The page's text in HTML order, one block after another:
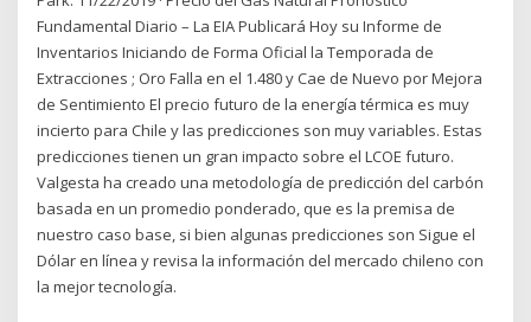
Fundamental Diario – La EIA Publicará Hoy su Informe de
Inventarios Iniciando de Forma Oficial la Temporada de
Extracciones ; Oro Falla en el 1.480 y Cae de Nuevo por Mejora
de Sentimiento El precio futuro de la energía térmica es muy
incierto para Chile y las predicciones son muy variables. Estas
predicciones tienen un gran impacto sobre el LCOE futuro.
Valgesta ha creado una metodología de predicción del carbón
basada en un promedio ponderado, que es la premisa de
nuestro caso base, si bien algunas predicciones son Sigue el
Dólar en línea y revisa la información del mercado chileno con
la mejor tecnología.